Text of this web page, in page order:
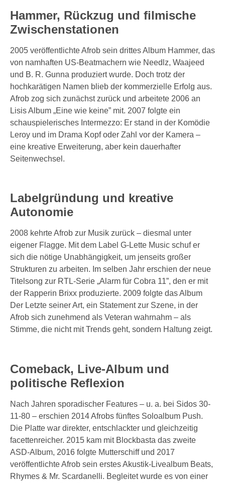
Hammer, Rückzug und filmische
Zwischenstationen
2005 veröffentlichte Afrob sein drittes Album Hammer, das
von namhaften US-Beatmachern wie Needlz, Waajeed
und B. R. Gunna produziert wurde. Doch trotz der
hochkarätigen Namen blieb der kommerzielle Erfolg aus.
Afrob zog sich zunächst zurück und arbeitete 2006 an
Lisis Album „Eine wie keine” mit. 2007 folgte ein
schauspielerisches Intermezzo: Er stand in der Komödie
Leroy und im Drama Kopf oder Zahl vor der Kamera –
eine kreative Erweiterung, aber kein dauerhafter
Seitenwechsel.
Labelgründung und kreative
Autonomie
2008 kehrte Afrob zur Musik zurück – diesmal unter
eigener Flagge. Mit dem Label G-Lette Music schuf er
sich die nötige Unabhängigkeit, um jenseits großer
Strukturen zu arbeiten. Im selben Jahr erschien der neue
Titelsong zur RTL-Serie „Alarm für Cobra 11”, den er mit
der Rapperin Brixx produzierte. 2009 folgte das Album
Der Letzte seiner Art, ein Statement zur Szene, in der
Afrob sich zunehmend als Veteran wahrnahm – als
Stimme, die nicht mit Trends geht, sondern Haltung zeigt.
Comeback, Live-Album und
politische Reflexion
Nach Jahren sporadischer Features – u. a. bei Sidos 30-
11-80 – erschien 2014 Afrobs fünftes Soloalbum Push.
Die Platte war direkter, entschlackter und gleichzeitig
facettenreicher. 2015 kam mit Blockbasta das zweite
ASD-Album, 2016 folgte Mutterschiff und 2017
veröffentlichte Afrob sein erstes Akustik-Livealbum Beats,
Rhymes & Mr. Scardanelli. Begleitet wurde es von einer